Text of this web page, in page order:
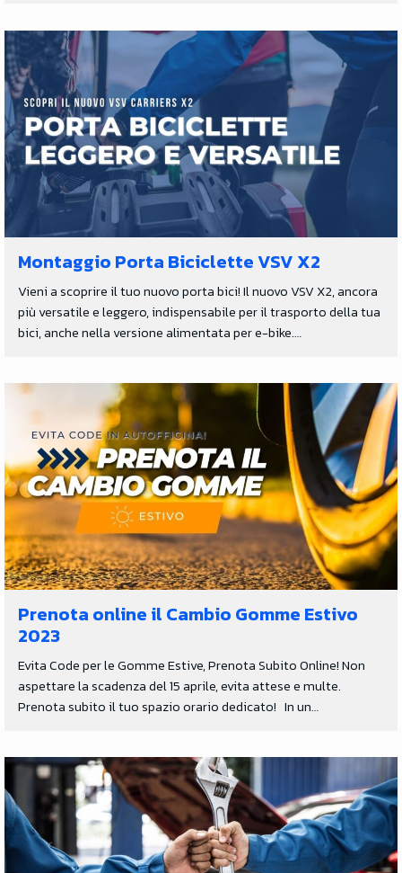
Montaggio Porta Biciclette VSV X2
Vieni a scoprire il tuo nuovo porta bici! Il nuovo VSV X2, ancora
più versatile e leggero, indispensabile per il trasporto della tua
bici, anche nella versione alimentata per e-bike.…
Prenota online il Cambio Gomme Estivo
2023
Evita Code per le Gomme Estive, Prenota Subito Online! Non
aspettare la scadenza del 15 aprile, evita attese e multe.
Prenota subito il tuo spazio orario dedicato! In un…